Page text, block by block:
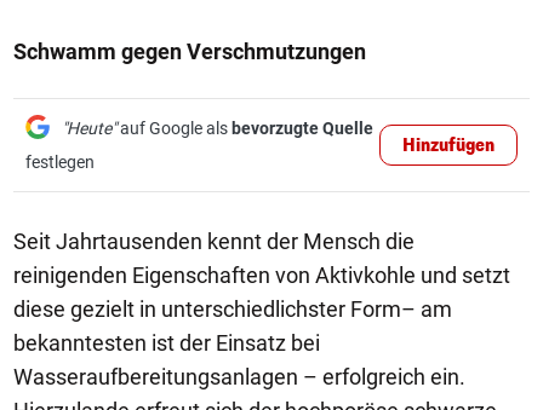
Schwamm gegen Verschmutzungen
"Heute"auf Google als bevorzugte Quelle
festlegen
Hinzufügen
Seit Jahrtausenden kennt der Mensch die
reinigenden Eigenschaften von Aktivkohle und setzt
diese gezielt in unterschiedlichster Form– am
bekanntesten ist der Einsatz bei
Wasseraufbereitungsanlagen – erfolgreich ein.